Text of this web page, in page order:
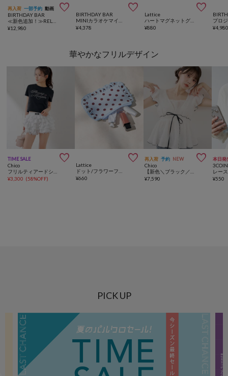
再入荷 一部予約 動画 
BIRTHDAY BAR
≪新色追加！≫RELAX Pixel Tunes CDプレーヤー
¥12,980

BIRTHDAY BAR
MINIカラオケマイク&スピーカー マイク2本セット
¥4,378

Lattice
ハートマグネットグリップ
¥880 ¥
華やかなフリルデザイン
TIME SALE 
Chico
¥3,300 (58%OFF)

Lattice
¥660
再入荷 予約 NEW 
Chico
¥7,590
本日発
¥550
PICK UP